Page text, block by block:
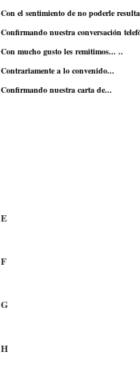
Con el sentimiento de no poderle
Confirmando nuestra conversación
Con mucho gusto les remitimos... ..
Contrariamente a lo convenido...
Confirmando nuestra carta de...
E
F
G
H